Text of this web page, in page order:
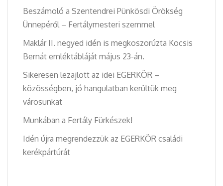
Beszámoló a Szentendrei Pünkösdi Örökség
Ünnepéről – Fertálymesteri szemmel
Maklár II. negyed idén is megkoszorúzta Kocsis
Bernát emléktábláját május 23-án.
Sikeresen lezajlott az idei EGERKÖR –
közösségben, jó hangulatban kerültük meg
városunkat
Munkában a Fertály Fürkészek!
Idén újra megrendezzük az EGERKÖR családi
kerékpártúrát